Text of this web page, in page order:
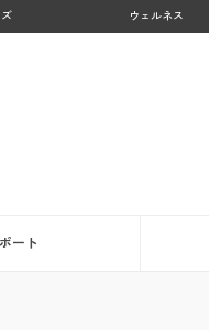
ウェルネス
ート